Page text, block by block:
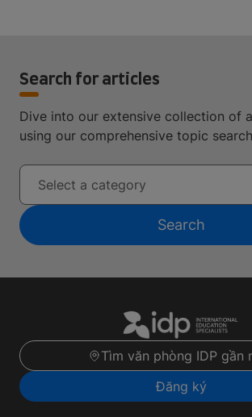
Search for articles
Dive into our extensive collection of
using our comprehensive topic
Select a category
Search
Tìm văn phòng IDP gần
Đăng ký